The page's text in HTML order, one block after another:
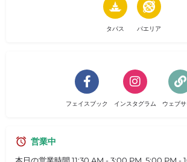
タパス パエリア
フェイスブック インスタグラム ウェブ
営業中